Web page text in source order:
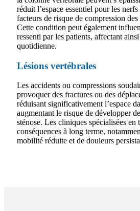
réduit l’espace essentiel pour les
facteurs de risque de compression des
Cette condition peut également
ressenti par les patients, affectant
quotidienne.
Lésions vertébrales
Les accidents ou compressions
provoquer des fractures ou des
réduisant significativement l’espace
augmentant le risque de développer
sténose. Les cliniques spécialisées en
conséquences à long terme,
mobilité réduite et de douleurs